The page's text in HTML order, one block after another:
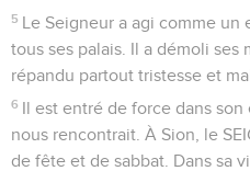
5 Le Seigneur a agi comme un
tous ses palais. Il a démoli ses
répandu partout tristesse et
6 Il est entré de force dans
nous rencontrait. À Sion, le
de fête et de sabbat. Dans sa